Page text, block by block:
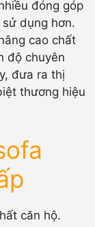
đóng góp
dụng hơn.
cao chất
độ chuyên
đưa ra thị
thương hiệu
căn hộ.